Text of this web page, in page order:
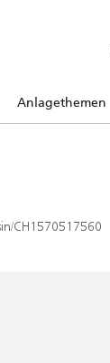
Anlagethemen
CH1570517560